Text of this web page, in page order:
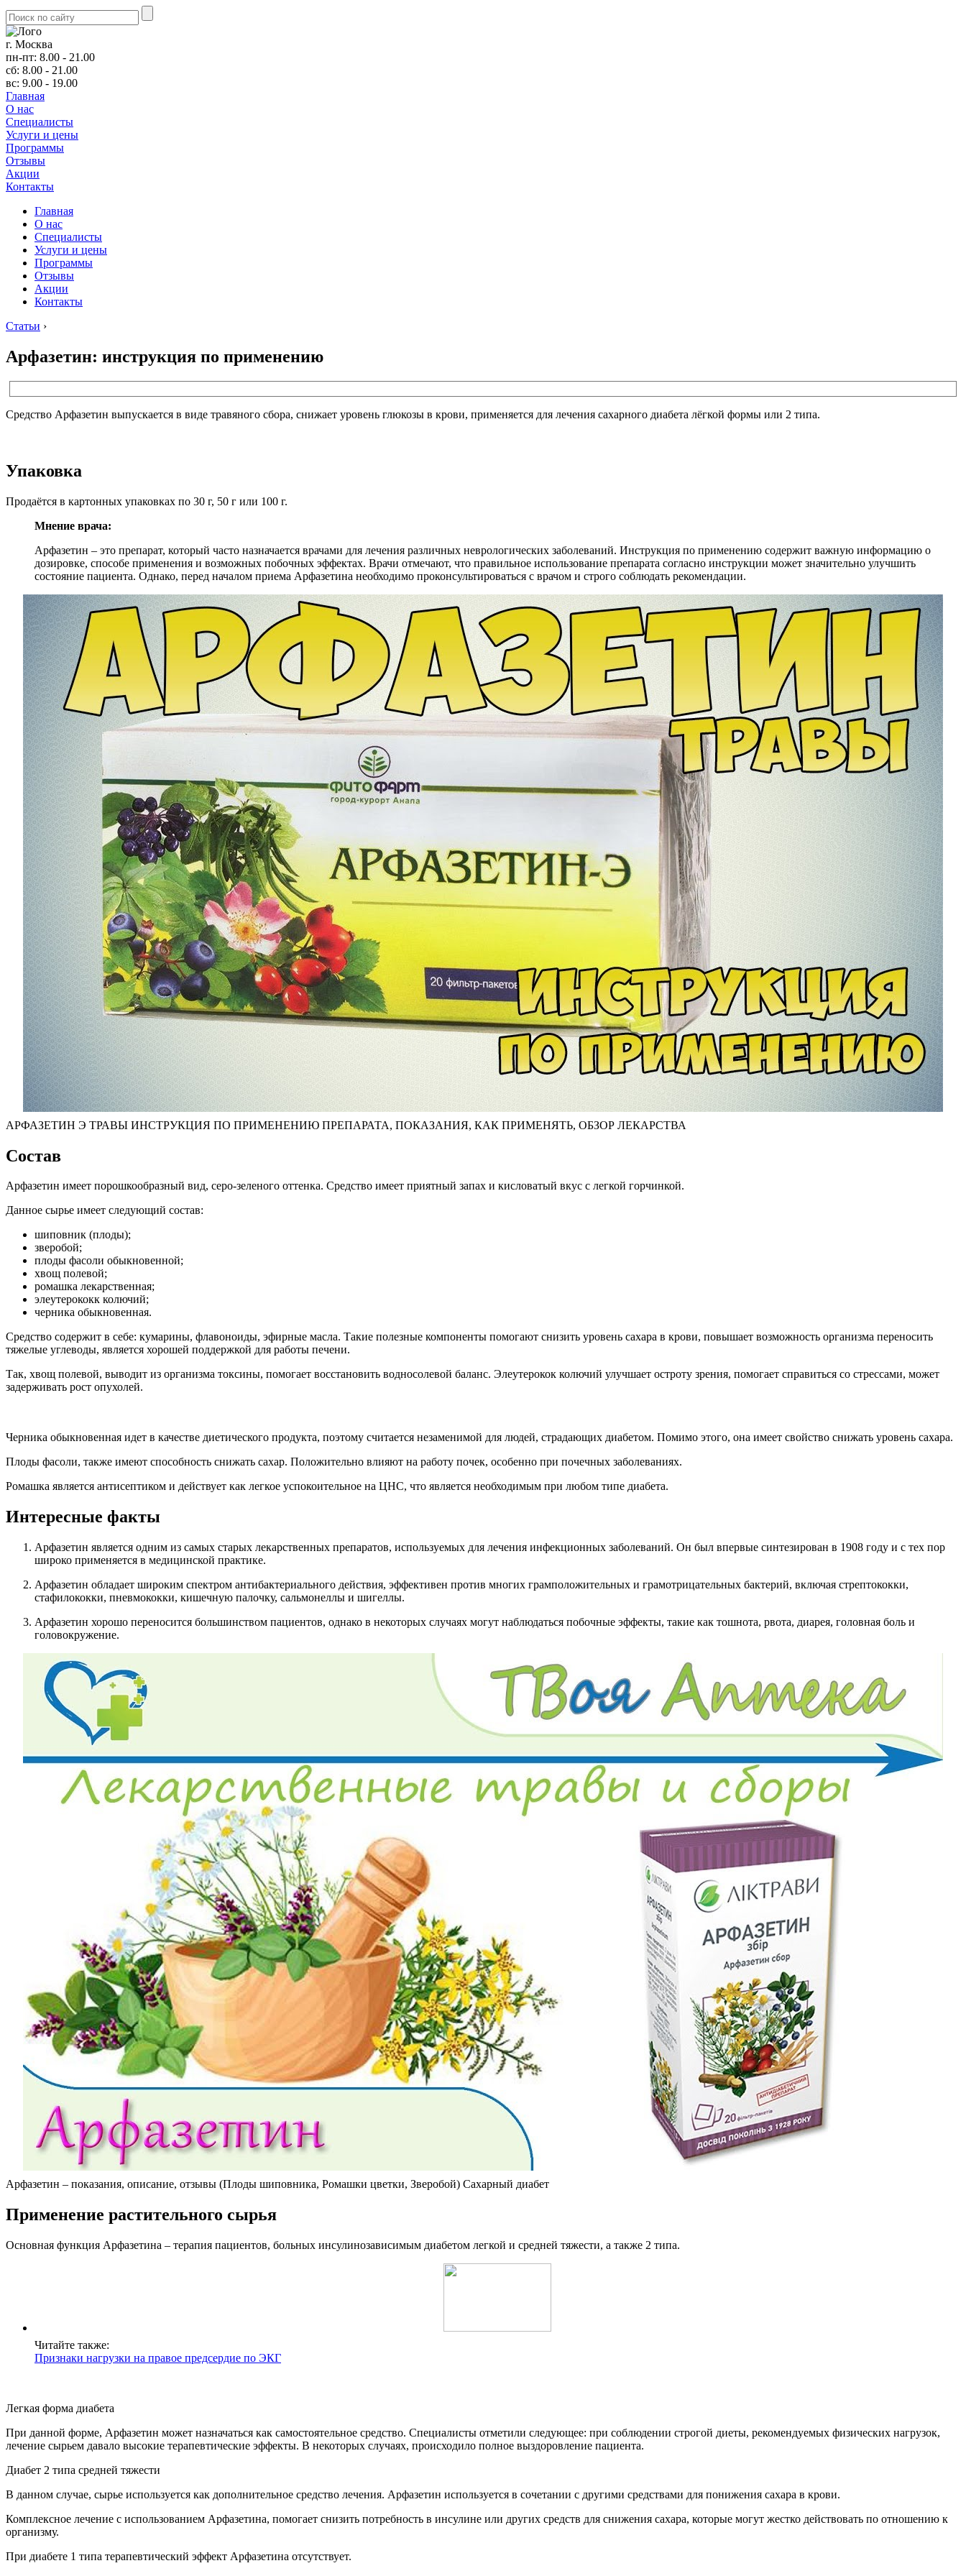
г. Москва
пн-пт: 8.00 - 21.00
сб: 8.00 - 21.00
вс: 9.00 - 19.00
Главная
О нас
Cпециалисты
Услуги и цены
Программы
Отзывы
Акции
Контакты
Главная
О нас
Cпециалисты
Услуги и цены
Программы
Отзывы
Акции
Контакты
Статьи ›
Арфазетин: инструкция по применению
Средство Арфазетин выпускается в виде травяного сбора, снижает уровень глюкозы в крови, применяется для лечения сахарного диабета лёгкой формы или 2 типа.
Упаковка
Продаётся в картонных упаковках по 30 г, 50 г или 100 г.
Мнение врача:
Арфазетин – это препарат, который часто назначается врачами для лечения различных неврологических заболеваний. Инструкция по применению содержит важную информацию о
дозировке, способе применения и возможных побочных эффектах. Врачи отмечают, что правильное использование препарата согласно инструкции может значительно улучшить
состояние пациента. Однако, перед началом приема Арфазетина необходимо проконсультироваться с врачом и строго соблюдать рекомендации.
АРФАЗЕТИН Э ТРАВЫ ИНСТРУКЦИЯ ПО ПРИМЕНЕНИЮ ПРЕПАРАТА, ПОКАЗАНИЯ, КАК ПРИМЕНЯТЬ, ОБЗОР ЛЕКАРСТВА
Состав
Арфазетин имеет порошкообразный вид, серо-зеленого оттенка. Средство имеет приятный запах и кисловатый вкус с легкой горчинкой.
Данное сырье имеет следующий состав:
шиповник (плоды);
зверобой;
плоды фасоли обыкновенной;
хвощ полевой;
ромашка лекарственная;
элеутерококк колючий;
черника обыкновенная.
Средство содержит в себе: кумарины, флавоноиды, эфирные масла. Такие полезные компоненты помогают снизить уровень сахара в крови, повышает возможность организма переносить
тяжелые углеводы, является хорошей поддержкой для работы печени.
Так, хвощ полевой, выводит из организма токсины, помогает восстановить водносолевой баланс. Элеутерокок колючий улучшает остроту зрения, помогает справиться со стрессами, может
задерживать рост опухолей.
Черника обыкновенная идет в качестве диетического продукта, поэтому считается незаменимой для людей, страдающих диабетом. Помимо этого, она имеет свойство снижать уровень сахара.
Плоды фасоли, также имеют способность снижать сахар. Положительно влияют на работу почек, особенно при почечных заболеваниях.
Ромашка является антисептиком и действует как легкое успокоительное на ЦНС, что является необходимым при любом типе диабета.
Интересные факты
Арфазетин является одним из самых старых лекарственных препаратов, используемых для лечения инфекционных заболеваний. Он был впервые синтезирован в 1908 году и с тех пор
широко применяется в медицинской практике.
Арфазетин обладает широким спектром антибактериального действия, эффективен против многих грамположительных и грамотрицательных бактерий, включая стрептококки,
стафилококки, пневмококки, кишечную палочку, сальмонеллы и шигеллы.
Арфазетин хорошо переносится большинством пациентов, однако в некоторых случаях могут наблюдаться побочные эффекты, такие как тошнота, рвота, диарея, головная боль и
головокружение.
Арфазетин – показания, описание, отзывы (Плоды шиповника, Ромашки цветки, Зверобой) Сахарный диабет
Применение растительного сырья
Основная функция Арфазетина – терапия пациентов, больных инсулинозависимым диабетом легкой и средней тяжести, а также 2 типа.
Читайте также:
Признаки нагрузки на правое предсердие по ЭКГ
Легкая форма диабета
При данной форме, Арфазетин может назначаться как самостоятельное средство. Специалисты отметили следующее: при соблюдении строгой диеты, рекомендуемых физических нагрузок,
лечение сырьем давало высокие терапевтические эффекты. В некоторых случаях, происходило полное выздоровление пациента.
Диабет 2 типа средней тяжести
В данном случае, сырье используется как дополнительное средство лечения. Арфазетин используется в сочетании с другими средствами для понижения сахара в крови.
Комплексное лечение с использованием Арфазетина, помогает снизить потребность в инсулине или других средств для снижения сахара, которые могут жестко действовать по отношению к
организму.
При диабете 1 типа терапевтический эффект Арфазетина отсутствует.